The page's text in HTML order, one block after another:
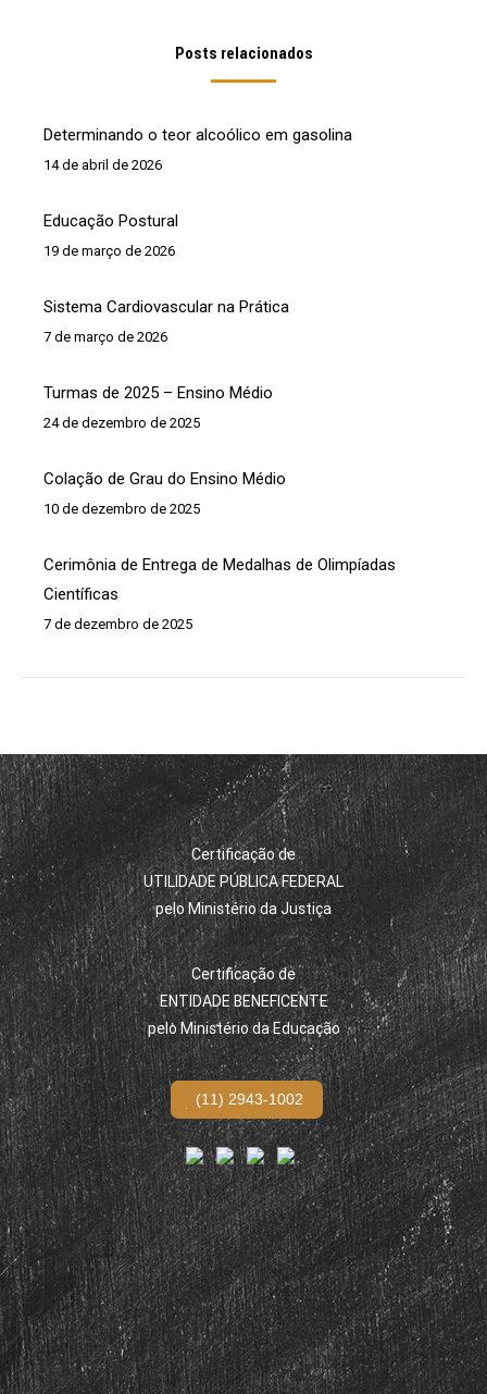
Posts relacionados
Determinando o teor alcoólico em gasolina
14 de abril de 2026
Educação Postural
19 de março de 2026
Sistema Cardiovascular na Prática
7 de março de 2026
Turmas de 2025 – Ensino Médio
24 de dezembro de 2025
Colação de Grau do Ensino Médio
10 de dezembro de 2025
Cerimônia de Entrega de Medalhas de Olimpíadas
Científicas
7 de dezembro de 2025
Certificação de
UTILIDADE PÚBLICA FEDERAL
pelo Ministério da Justiça
Certificação de
ENTIDADE BENEFICENTE
pelo Ministério da Educação
(11) 2943-1002